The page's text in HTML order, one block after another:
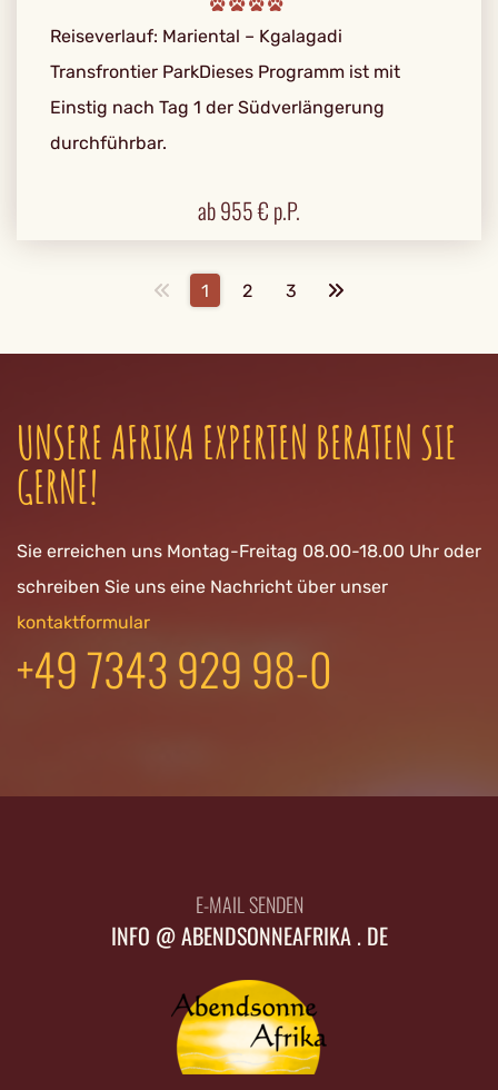
Reiseverlauf: Mariental – Kgalagadi
Transfrontier ParkDieses Programm ist mit
Einstig nach Tag 1 der Südverlängerung
durchführbar.
ab955€ p.P.
1 2 3
UNSERE AFRIKA EXPERTEN BERATEN SIE
GERNE!
Sie erreichen uns Montag-Freitag 08.00-18.00 Uhr oder
schreiben Sie uns eine Nachricht über unser
kontaktformular
+49 7343 929 98-0
E-MAIL SENDEN
INFO @ ABENDSONNEAFRIKA . DE